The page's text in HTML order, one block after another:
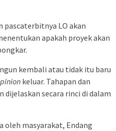
pascaterbitnya LO akan
apakah proyek akan
kembali atau tidak itu baru
keluar. Tahapan dan
secara rinci di dalam
oleh masyarakat, Endang